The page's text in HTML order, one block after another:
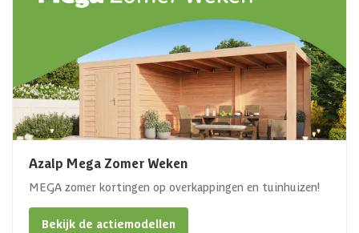
Azalp Mega Zomer Weken
MEGA zomer kortingen op overkappingen en tuinhuizen!
Bekijk de actiemodellen